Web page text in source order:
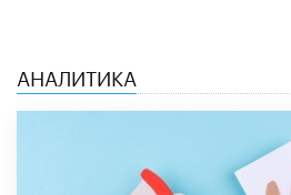
АНАЛИТИКА